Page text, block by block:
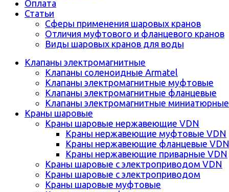
Оплата
Статьи
Сферы применения шаровых кранов
Отличия муфтового и фланцевого кранов
Виды шаровых кранов для воды
Клапаны электромагнитные
Клапаны соленоидные Armatel
Клапаны электромагнитные муфтовые
Клапаны электромагнитные фланцевые
Клапаны электромагнитные миниатюрные
Краны шаровые
Краны шаровые нержавеющие VDN
Краны нержавеющие муфтовые VDN
Краны нержавеющие фланцевые VDN
Краны нержавеющие приварные VDN
Краны шаровые с электроприводом VDN
Краны шаровые с электроприводом
Краны шаровые муфтовые